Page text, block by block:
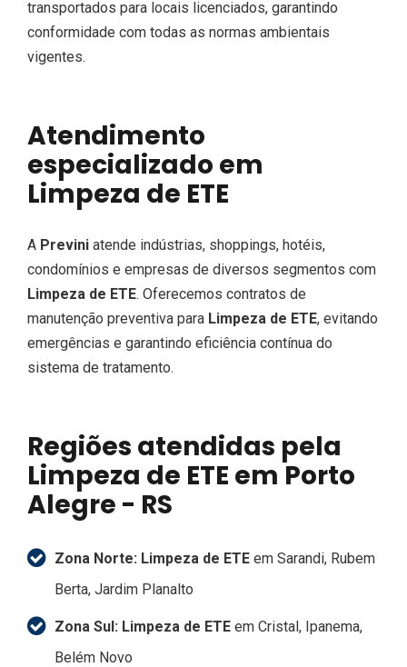
transportados para locais licenciados, garantindo
conformidade com todas as normas ambientais
vigentes.
Atendimento
especializado em
Limpeza de ETE
A Previni atende indústrias, shoppings, hotéis,
condomínios e empresas de diversos segmentos com
Limpeza de ETE. Oferecemos contratos de
manutenção preventiva para Limpeza de ETE, evitando
emergências e garantindo eficiência contínua do
sistema de tratamento.
Regiões atendidas pela
Limpeza de ETE em Porto
Alegre - RS
Zona Norte: Limpeza de ETE em Sarandi, Rubem
Berta, Jardim Planalto
Zona Sul: Limpeza de ETE em Cristal, Ipanema,
Belém Novo